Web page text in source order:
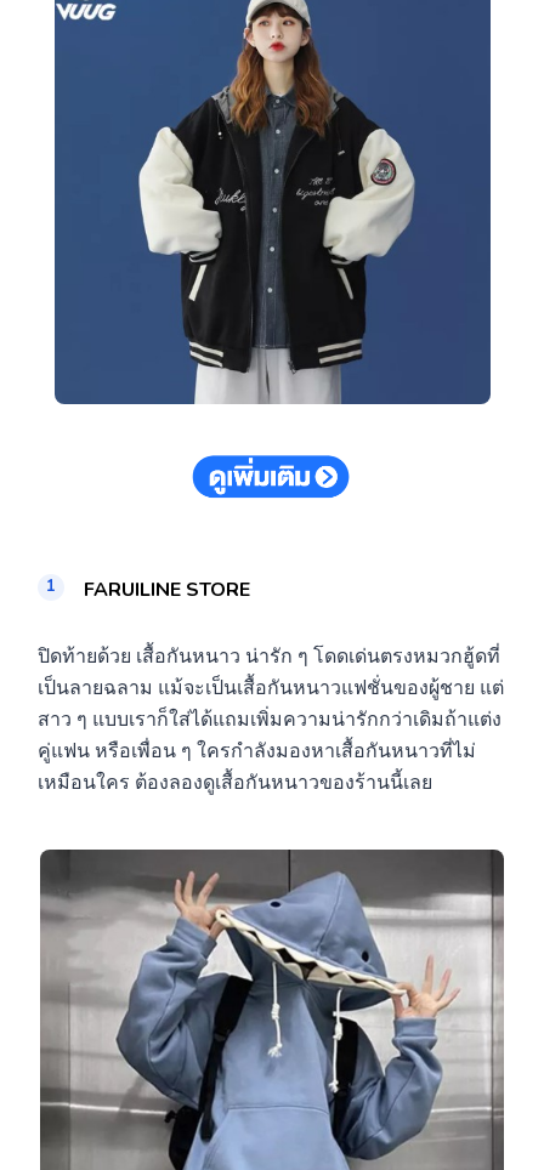
FARUILINE STORE
ปิดท้ายด้วย เสื้อกันหนาว น่ารัก ๆ โดดเด่นตรงหมวกฮู้ดที่
เป็นลายฉลาม แม้จะเป็นเสื้อกันหนาวแฟชั่นของผู้ชาย แต่
สาว ๆ แบบเราก็ใส่ได้แถมเพิ่มความน่ารักกว่าเดิมถ้าแต่ง
คู่แฟน หรือเพื่อน ๆ ใครกำลังมองหาเสื้อกันหนาวที่ไม่
เหมือนใคร ต้องลองดูเสื้อกันหนาวของร้านนี้เลย